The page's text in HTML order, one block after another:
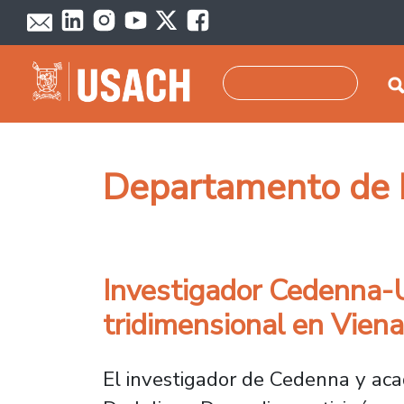
Pasar al contenido principal
Departamento de
Investigador
tridimensional en Viena
El investigador de Cedenna y